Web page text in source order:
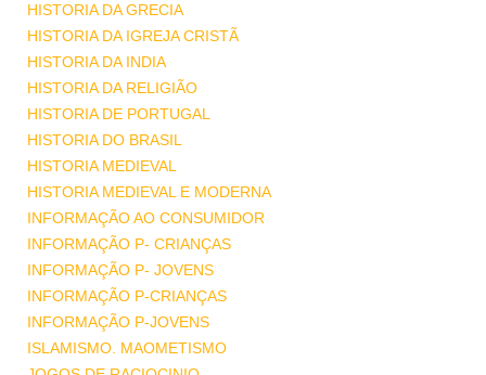
HISTORIA DA GRECIA
HISTORIA DA IGREJA CRISTÃ
HISTORIA DA INDIA
HISTORIA DA RELIGIÃO
HISTORIA DE PORTUGAL
HISTORIA DO BRASIL
HISTORIA MEDIEVAL
HISTORIA MEDIEVAL E MODERNA
INFORMAÇÃO AO CONSUMIDOR
INFORMAÇÃO P- CRIANÇAS
INFORMAÇÃO P- JOVENS
INFORMAÇÃO P-CRIANÇAS
INFORMAÇÃO P-JOVENS
ISLAMISMO. MAOMETISMO